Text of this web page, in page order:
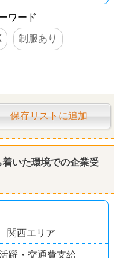
ワード
制服あり
保存リストに追加
いた環境での企業受
関西エリア
躍・交通費支給